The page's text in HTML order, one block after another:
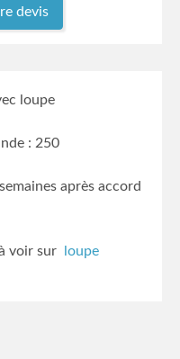
devis
loupe
: 250
après accord
voir sur
loupe